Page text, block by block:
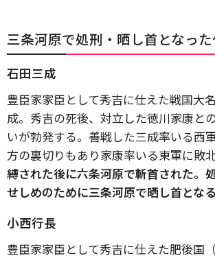
三条河原で処刑・晒し首となっ
石田三成
豊臣家家臣として秀吉に仕えた戦国大
成。秀吉の死後、対立した徳川家康と
いが勃発する。善戦した三成率いる西
方の裏切りもあり家康率いる東軍に敗北
縛された後に六条河原で斬首された。
せしめのために三条河原で晒し首となる
小西行長
豊臣家家臣として秀吉に仕えた肥後国